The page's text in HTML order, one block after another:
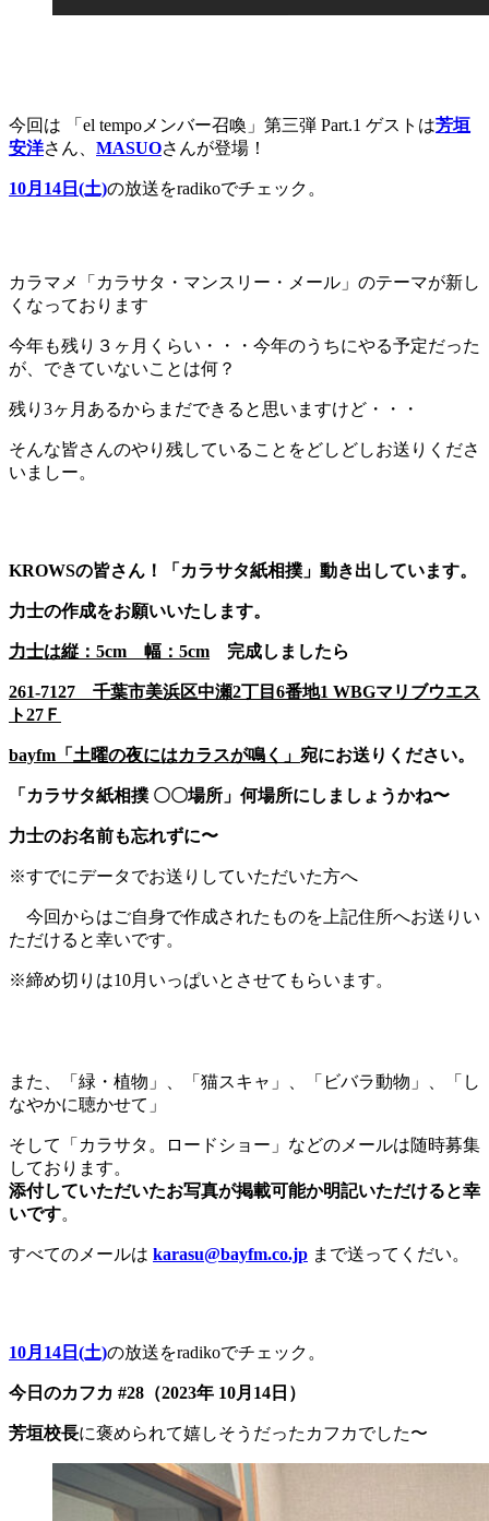
今回は 「el tempoメンバー召喚」第三弾 Part.1 ゲストは芳垣
安洋さん、 MASUOさんが登場！
10月14日(土)の放送をradikoでチェック。
カラマメ「カラサタ・マンスリー・メール」のテーマが新し
くなっております
今年も残り３ヶ月くらい・・・今年のうちにやる予定だった
が、できていないことは何？
残り3ヶ月あるからまだできると思いますけど・・・
そんな皆さんのやり残していることをどしどしお送りくださ
いましー。
KROWSの皆さん！「カラサタ紙相撲」動き出しています。
力士の作成をお願いいたします。
力士は縦：5cm 幅： 5cm 完成しましたら
261-7127 千葉市美浜区中瀬2丁目6番地1 WBGマリブウエス
ト27Ｆ
bayfm「土曜の夜にはカラスが鳴く」 宛にお送りください。
「カラサタ紙相撲 〇〇場所」何場所にしましょうかね〜
力士のお名前も忘れずに〜
※すでにデータでお送りしていただいた方へ
今回からはご自身で作成されたものを上記住所へお送りい
ただけると幸いです。
※締め切りは10月いっぱいとさせてもらいます。
また、「緑・植物」、「猫スキャ」、「ビバラ動物」、「し
なやかに聴かせて」
そして「カラサタ。ロードショー」などのメールは随時募集
しております。
添付していただいたお写真が掲載可能か明記いただけると幸
いです。
すべてのメールは karasu@bayfm.co.jp まで送ってくだい。
10月14日(土)の放送をradikoでチェック。
今日のカフカ #28（2023年 10月14日）
芳垣校長に褒められて嬉しそうだったカフカでした〜